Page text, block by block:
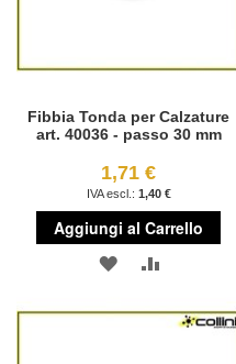
Fibbia Tonda per Calzature
art. 40036 - passo 30 mm
1,71 €
1,40 €
Aggiungi al Carrello
AGGIUNGIAGGIUNGI